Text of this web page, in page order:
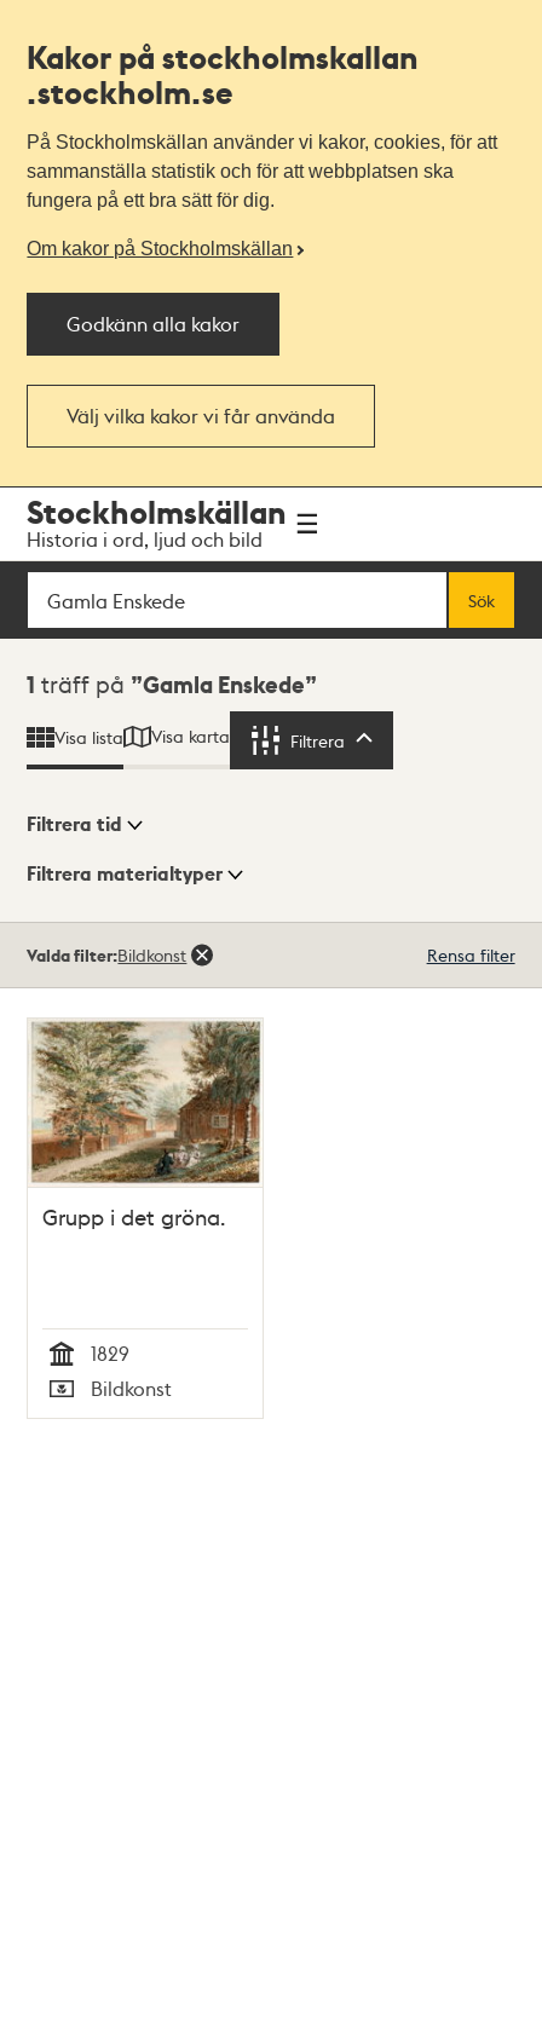
Kakor på stockholmskallan
.stockholm.se
På Stockholmskällan använder vi kakor, cookies, för att
sammanställa statistik och för att webbplatsen ska
fungera på ett bra sätt för dig.
Om kakor på Stockholmskällan
Godkänn alla kakor
Välj vilka kakor vi får använda
navigationen
huvudinnehållet
Stockholmskällan
Historia i ord, ljud och bild
Sök
Sök
Sökresultat
1 träff på Gamla Enskede
Visa lista Visa karta Filtrera
Visningsläge
Filtrera tid
Filtrera materialtyper
träffar
Valda filter:Bildkonst Rensa filter
Grupp i det gröna.
Tid
1829
Typ
Bildkonst